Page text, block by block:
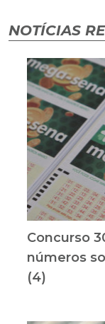
NOTÍCIAS
Concurso
números
(4)